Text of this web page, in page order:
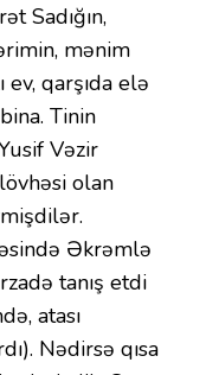
Sadığın,
mənim
ev, qarşıda elə
Tinin
Vəzir
olan
Əkrəmlə
tanış etdi
atası
Nədirsə qısa